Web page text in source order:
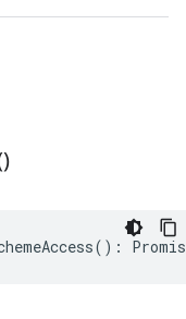
)
() :